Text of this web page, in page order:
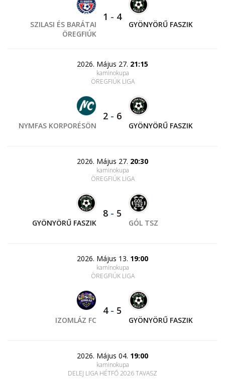
SZILASI ÉS BARÁTAI
ÖREGFIÚK
1 - 4
GYÖNYÖRŰ FASZIK
2026. Május 27. 21:15
kaminokupa
ÖREGFIÚK LIGA
NYMFAS KORPORÉSÖN
2 - 6
GYÖNYÖRŰ FASZIK
2026. Május 27. 20:30
kaminokupa
ÖREGFIÚK LIGA
GYÖNYÖRŰ FASZIK
8 - 5
GÓL TSZ
2026. Május 13. 19:00
kaminokupa
ÖREGFIÚK LIGA
IZOMLÁZ FC
4- 5
GYÖNYÖRŰ FASZIK
2026. Május 04. 19:00
kaminokupa
DELEJ LIGA HÉTFŐ 2026 TAVASZ